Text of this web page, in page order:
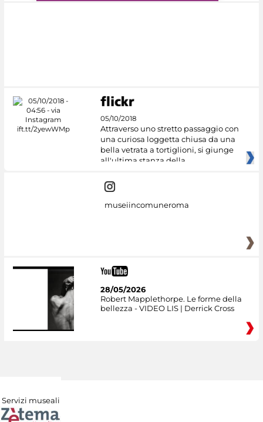
05/10/2018
Attraverso uno stretto passaggio con
una curiosa loggetta chiusa da una
bella vetrata a tortiglioni, si giunge
all'ultima stanza della
museiincomuneroma
28/05/2026
Robert Mapplethorpe. Le forme della
bellezza - VIDEO LIS | Derrick Cross
Servizi museali